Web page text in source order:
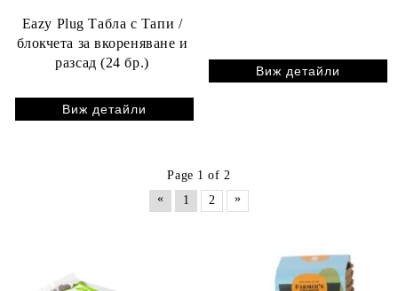
Eazy Plug Табла с Тапи /
блокчета за вкореняване и
разсад (24 бр.)
Виж детайли
Виж детайли
Page 1 of 2
«
1 2 »